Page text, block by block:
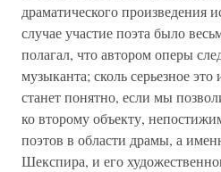
драматического произведения
случае участие поэта было
полагал, что автором оперы
музыканта; сколь серьезное
станет понятно, если мы
ко второму объекту,
поэтов в области драмы, а
Шекспира, и его